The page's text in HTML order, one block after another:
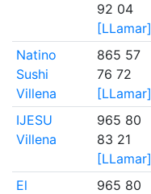
92 04
[LLamar]
Natino
Sushi
Villena
865 57
76 72
[LLamar]
IJESU
Villena
965 80
83 21
[LLamar]
El
965 80